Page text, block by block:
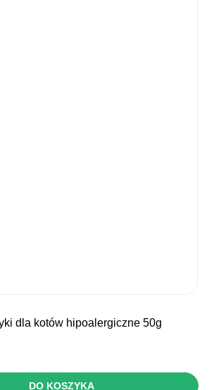
dla kotów hipoalergiczne 50g
DO KOSZYKA